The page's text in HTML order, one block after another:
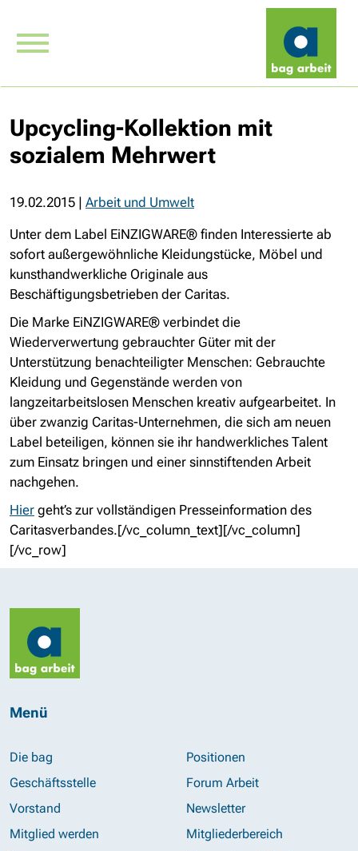
Upcycling-Kollektion mit
sozialem Mehrwert
19.02.2015 | Arbeit und Umwelt
Unter dem Label EiNZIGWARE® finden Interessierte ab
sofort außergewöhnliche Kleidungstücke, Möbel und
kunsthandwerkliche Originale aus
Beschäftigungsbetrieben der Caritas.
Die Marke EiNZIGWARE® verbindet die
Wiederverwertung gebrauchter Güter mit der
Unterstützung benachteiligter Menschen: Gebrauchte
Kleidung und Gegenstände werden von
langzeitarbeitslosen Menschen kreativ aufgearbeitet. In
über zwanzig Caritas-Unternehmen, die sich am neuen
Label beteiligen, können sie ihr handwerkliches Talent
zum Einsatz bringen und einer sinnstiftenden Arbeit
nachgehen.
Hier geht’s zur vollständigen Presseinformation des
Caritasverbandes.[/vc_column_text][/vc_column]
[/vc_row]
Menü
Die bag
Geschäftsstelle
Vorstand
Mitglied werden
Positionen
Forum Arbeit
Newsletter
Mitgliederbereich